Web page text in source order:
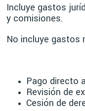
Incluye gastos
y comisiones.
No incluye gastos
Pago directo
Revisión de
Cesión de